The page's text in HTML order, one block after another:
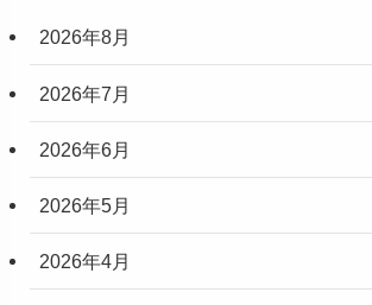
2026年8月
2026年7月
2026年6月
2026年5月
2026年4月